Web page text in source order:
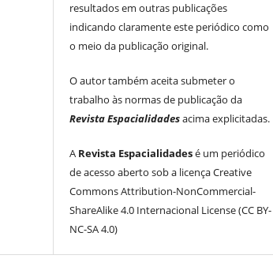
resultados em outras publicações
indicando claramente este periódico como
o meio da publicação original.
O autor também aceita submeter o
trabalho às normas de publicação da
Revista Espacialidadesacima explicitadas.
A Revista Espacialidadesé um periódico
de acesso aberto sob a licença Creative
Commons Attribution-NonCommercial-
ShareAlike 4.0 Internacional License (CC BY-
NC-SA 4.0)